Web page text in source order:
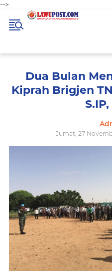
-->
Dua Bulan
Kiprah Brigjen
Jumat, 27